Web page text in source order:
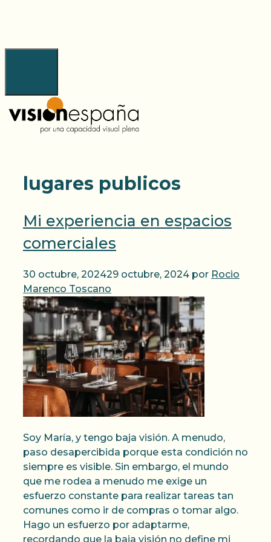
lugares publicos
Mi experiencia en espacios
comerciales
30 octubre, 202429 octubre, 2024 por Rocio
Marenco Toscano
Soy María, y tengo baja visión. A menudo,
paso desapercibida porque esta condición no
siempre es visible. Sin embargo, el mundo
que me rodea a menudo me exige un
esfuerzo constante para realizar tareas tan
comunes como ir de compras o tomar algo.
Hago un esfuerzo por adaptarme,
recordando que la baja visión no define mi